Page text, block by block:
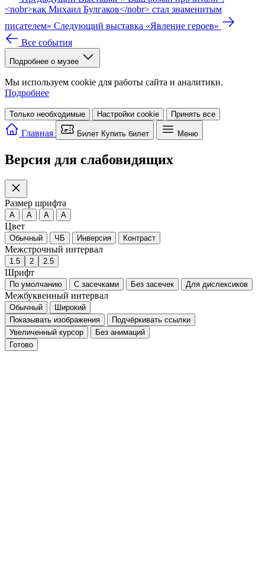
<nobr>как Михаил Булгаков</nobr> стал знаменитым
писателем» Следующий выставка «Явление героев»
Все события
Подробнее о музее
Мы используем cookie для работы сайта и аналитики.
Подробнее
Только необходимые Настройки cookie Принять все
Главная Билет Купить билет Меню
Версия для слабовидящих
Размер шрифта
A A A A
Цвет
Обычный ЧБ Инверсия Контраст
Межстрочный интервал
1.5 2 2.5
Шрифт
По умолчанию С засечками Без засечек Для дислексиков
Межбуквенный интервал
Обычный
Широкий
Показывать изображения
Подчёркивать ссылки
Увеличенный курсор
Без анимаций
Готово